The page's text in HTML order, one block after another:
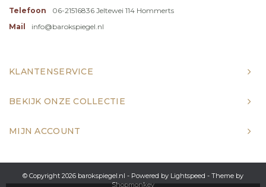
Telefoon
06-21516836 Jeltewei 114 Hommerts
Mail
info@barokspiegel.nl
KLANTENSERVICE
BEKIJK ONZE COLLECTIE
MIJN ACCOUNT
© Copyright 2026 barokspiegel.nl - Powered by Lightspeed - Theme by
Shopmonkey